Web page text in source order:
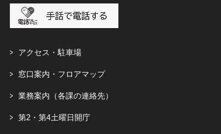
アクセス・駐車場
窓口案内・フロアマップ
業務案内（各課の連絡先）
第2・第4土曜日開庁